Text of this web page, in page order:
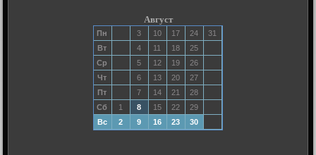
Август
Пн 3 10 17 24
31
Вт
4 11 18
25
Ср
5 12 19
26
Чт
6 13 20
27
Пт
7 14 21
28
Сб
1 8 15 22
29
Вс
2 9 16 23 30